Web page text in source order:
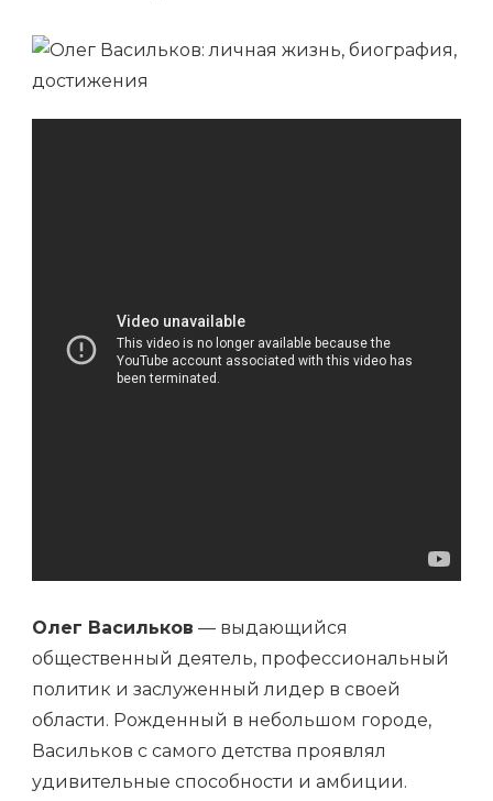
И
Олег Васильков — выдающийся
общественный деятель, профессиональный
политик и заслуженный лидер в своей
области. Рожденный в небольшом городе,
Васильков с самого детства проявлял
удивительные способности и амбиции.